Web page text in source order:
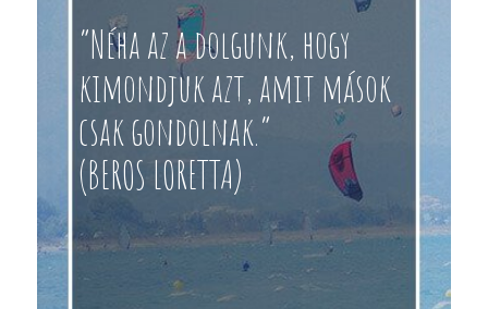
“Néha az a dolgunk, hogy
kimondjuk azt, amit mások
csak gondolnak.”
(BEROS LORETTA)